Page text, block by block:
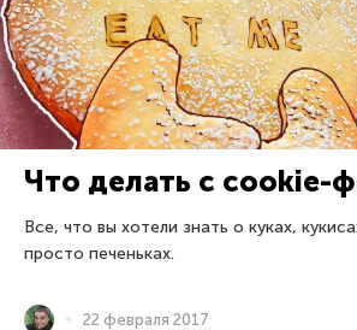
Что делать с cookie-
Все, что вы хотели знать о куках,
просто печеньках.
22 февраля 2017